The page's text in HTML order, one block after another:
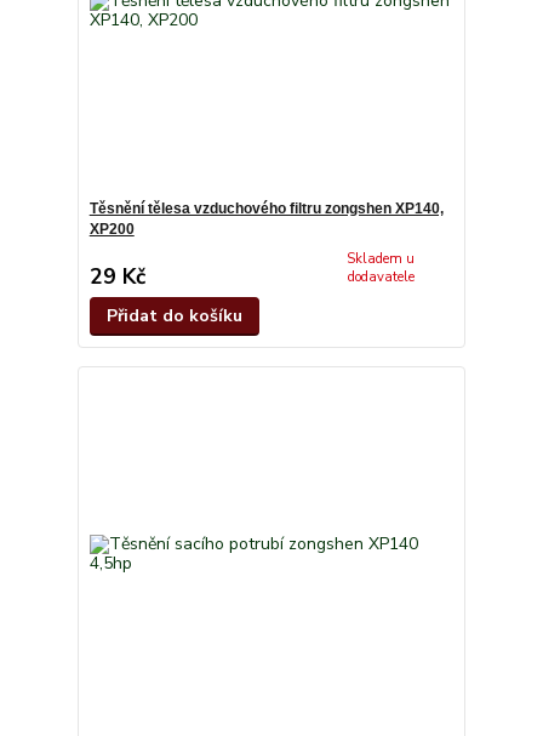
Těsnění tělesa vzduchového filtru zongshen XP140,
XP200
29 Kč
Skladem u
dodavatele
Přidat do košíku